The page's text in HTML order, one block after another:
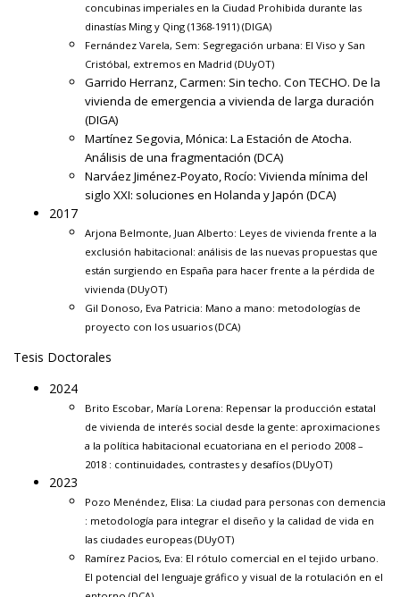
concubinas imperiales en la Ciudad Prohibida durante las
dinastías Ming y Qing (1368-1911) (DIGA)
Fernández Varela, Sem: Segregación urbana: El Viso y San
Cristóbal, extremos en Madrid (DUyOT)
Garrido Herranz, Carmen: Sin techo. Con TECHO. De la
vivienda de emergencia a vivienda de larga duración
(DIGA)
Martínez Segovia, Mónica: La Estación de Atocha.
Análisis de una fragmentación (DCA)
Narváez Jiménez-Poyato, Rocío: Vivienda mínima del
siglo XXI: soluciones en Holanda y Japón (DCA)
2017
Arjona Belmonte, Juan Alberto: Leyes de vivienda frente a la
exclusión habitacional: análisis de las nuevas propuestas que
están surgiendo en España para hacer frente a la pérdida de
vivienda (DUyOT)
Gil Donoso, Eva Patricia: Mano a mano: metodologías de
proyecto con los usuarios (DCA)
Tesis Doctorales
2024
Brito Escobar, María Lorena: Repensar la producción estatal
de vivienda de interés social desde la gente: aproximaciones
a la política habitacional ecuatoriana en el periodo 2008 –
2018 : continuidades, contrastes y desafíos (DUyOT)
2023
Pozo Menéndez, Elisa: La ciudad para personas con demencia
: metodología para integrar el diseño y la calidad de vida en
las ciudades europeas (DUyOT)
Ramírez Pacios, Eva: El rótulo comercial en el tejido urbano.
El potencial del lenguaje gráfico y visual de la rotulación en el